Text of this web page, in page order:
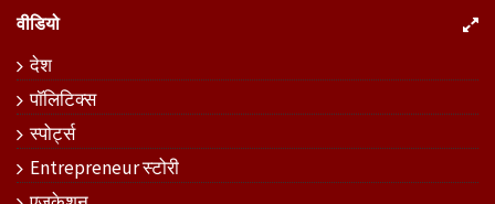
वीडियो
देश
पॉलिटिक्स
स्पोर्ट्स
Entrepreneur स्टोरी